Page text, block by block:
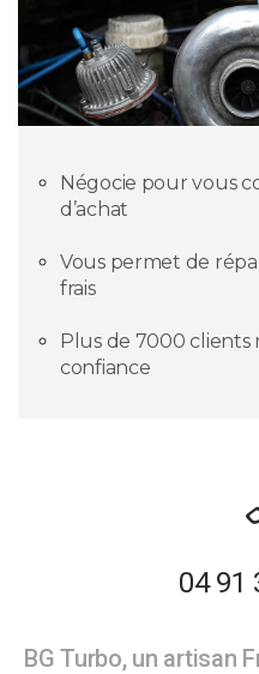
Négocie pour vous
d’achat
Vous permet de
frais
Plus de 7000 clients
confiance
04 91
BG Turbo, un artisan